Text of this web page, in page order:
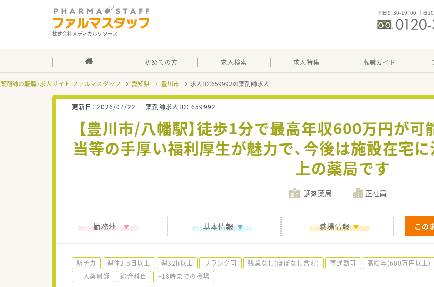
株式会社メディカルリソース
平日9：30-19：00 土日
初めての方 求人検索 求人特集 転職ガイド
薬剤師の転職・求人サイト ファルマスタッフ 愛知県 豊川市 求人ID：659992の薬剤師求人
更新日： 2026/07/22 薬剤師求人ID： 659992
【豊川市/八幡駅】徒歩1分で最高年収600万円が可
当等の手厚い福利厚生が魅力で、今後は施設在宅
上の薬局です
調剤薬局 正社員
勤務地 基本情報 職場情報 この
駅チカ 週休2.5日以上 週32h以上 ブランク可 残業なし(ほぼなし含む) 車通勤可 高給与(600万円以上)
一人薬剤師
総合科目 ~18時までの職場